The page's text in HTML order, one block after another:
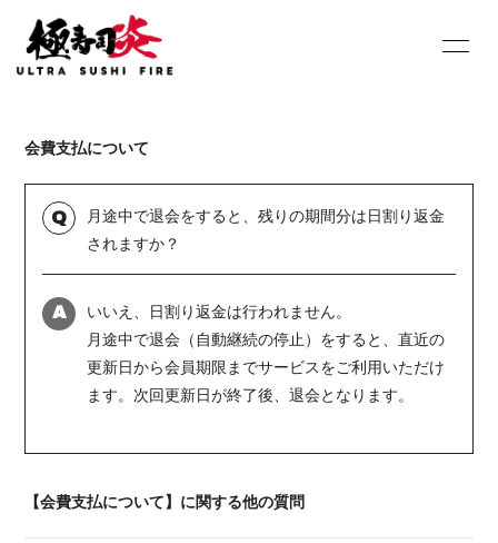
SCHEDULE
DISCOGRAPHY Youtube
MOVIE PHOTO
Contact Q&A
会員登録 ログイン
会費支払について
Q
月途中で退会をすると、残りの期間分は日割り返金
されますか？
A
いいえ、日割り返金は行われません。
月途中で退会（自動継続の停止）をすると、直近の
更新日から会員期限までサービスをご利用いただけ
ます。次回更新日が終了後、退会となります。
【会費支払について】に関する他の質問